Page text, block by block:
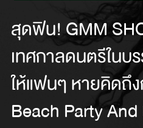
สุดฟิน! GMM
เทศกาลดนตรีในบ
ให้แฟนๆ หายคิดถึ
Beach Party